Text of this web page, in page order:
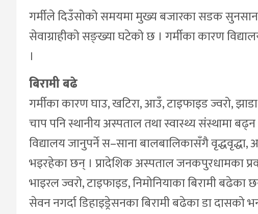
गर्मीले दिउँसोको समयमा मुख्य बजारका सडक
सेवाग्राहीको सङ्ख्या घटेको छ । गर्मीका कारण
।
बिरामी बढे
गर्मीका कारण घाउ, खटिरा, आउँ, टाइफाइड ज्वरो,
चाप पनि स्थानीय अस्पताल तथा स्वास्थ्य संस्थामा
विद्यालय जानुपर्ने स–साना बालबालिकासँगै
भइरहेका छन् । प्रादेशिक अस्पताल जनकपुरधामका
भाइरल ज्वरो, टाइफाइड, निमोनियाका बिरामी बढेका
सेवन नगर्दा डिहाइड्रेसनका बिरामी बढेका डा दासको